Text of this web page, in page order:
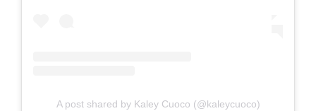
A post shared by Kaley Cuoco (@kaleycuoco)